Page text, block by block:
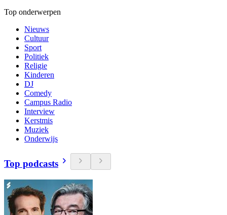
Top onderwerpen
Nieuws
Cultuur
Sport
Politiek
Religie
Kinderen
DJ
Comedy
Campus Radio
Interview
Kerstmis
Muziek
Onderwijs
Top podcasts